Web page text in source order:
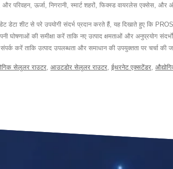
और परिवहन, ऊर्जा, निगरानी, स्मार्ट शहरों, फिक्स्ड वायरलेस एक्सेस,
डेटा शीट से परे उपयोगी संदर्भ प्रदान करते हैं, यह दिखाते हुए कि
घोषणाओं की समीक्षा करें ताकि नए उत्पाद क्षमताओं और अनुप्रयोग
करें ताकि उत्पाद उपलब्धता और समाधान की उपयुक्तता पर चर्चा की
सेलुलर राउटर, आउटडोर सेलुलर राउटर, ईथरनेट एक्सटेंडर,